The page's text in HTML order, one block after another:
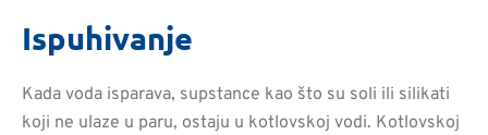
Ispuhivanje
Kada voda isparava, supstance kao što su soli ili silikati
koji ne ulaze u paru, ostaju u kotlovskoj vodi. Kotlovskoj